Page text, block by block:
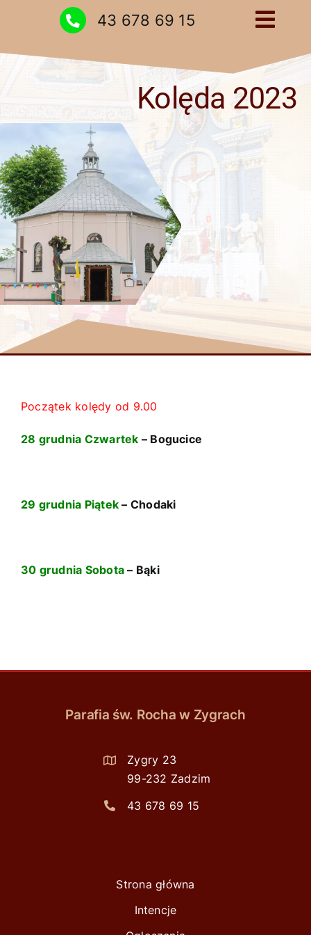
43 678 69 15
Strona główna
Ogłoszenia
Kontakt
Kolęda 2023
Początek kolędy od 9.00
28 grudnia Czwartek – Bogucice
29 grudnia Piątek – Chodaki
30 grudnia Sobota – Bąki
Parafia św. Rocha w Zygrach
Zygry 23
99-232 Zadzim
43 678 69 15
Strona główna
Intencje